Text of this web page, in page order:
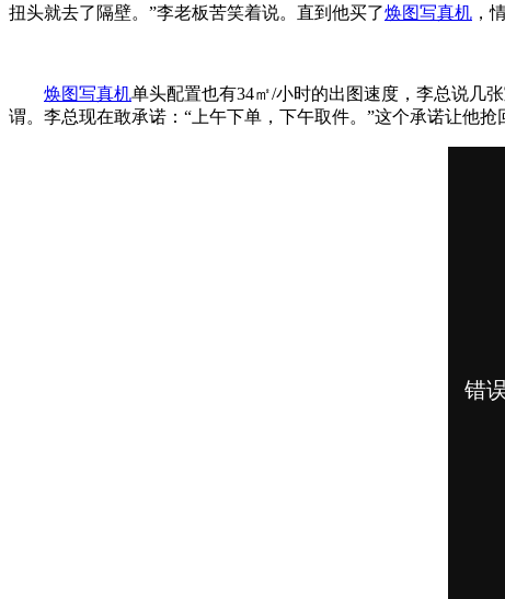
扭头就去了隔壁。”李老板苦笑着说。直到他买了焕图写真机 ，
焕图写真机单头配置也有34㎡/小时的出图速度，李总说几
谓。李总现在敢承诺：“上午下单，下午取件。”这个承诺让他抢